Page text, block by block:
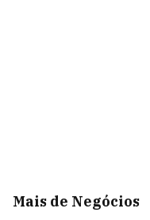
Mais de Negócios